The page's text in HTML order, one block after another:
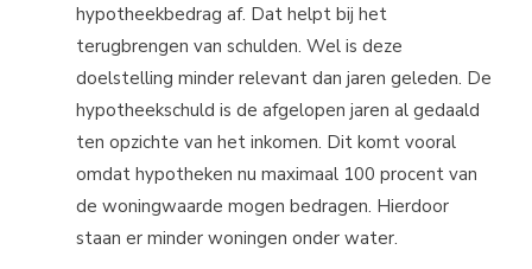
hypotheekbedrag af. Dat helpt bij het
terugbrengen van schulden. Wel is deze
doelstelling minder relevant dan jaren geleden. De
hypotheekschuld is de afgelopen jaren al gedaald
ten opzichte van het inkomen. Dit komt vooral
omdat hypotheken nu maximaal 100 procent van
de woningwaarde mogen bedragen. Hierdoor
staan er minder woningen onder water.